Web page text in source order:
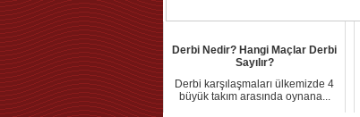
Derbi Nedir? Hangi Maçlar Derbi
Sayılır?
Derbi karşılaşmaları ülkemizde 4
büyük takım arasında oynana...